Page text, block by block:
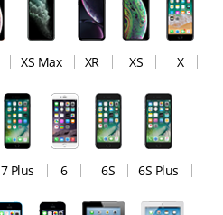
XS Max XR XS X
7 Plus 6 6S 6S Plus